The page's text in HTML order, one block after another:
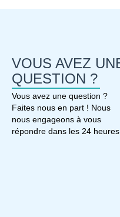
VOUS AVEZ
QUESTION ?
Vous avez une question ?
Faites nous en part ! Nous
nous engageons à vous
répondre dans les 24 heures.